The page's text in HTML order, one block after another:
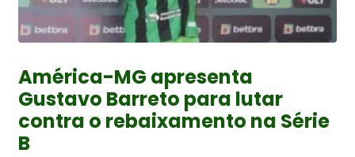
América-MG apresenta
Gustavo Barreto para lutar
contra o rebaixamento na Série
B